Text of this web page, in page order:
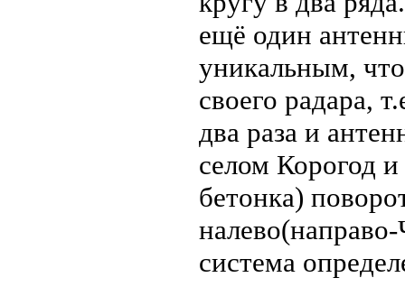
ещё один
уникальным,
своего радара,
два раза и
селом Корогод
бетонка)
система